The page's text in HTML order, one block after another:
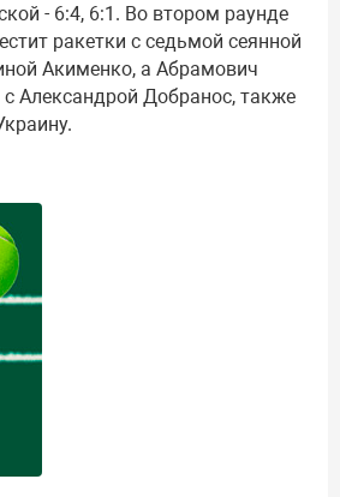
- 6:4, 6:1. Во втором раунде
ракетки с седьмой сеянной
Акименко, а Абрамович
Александрой Добранос, также